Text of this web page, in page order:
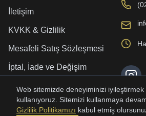
İletişim
KVKK & Gizlilik
Mesafeli Satış Sözleşmesi
İptal, İade ve Değişim
Kargo ve Teslimat
Web sitemizde deneyiminizi
kullanıyoruz. Sitemizi kullanmaya
Gizlilik Politikamızı kabul etmiş